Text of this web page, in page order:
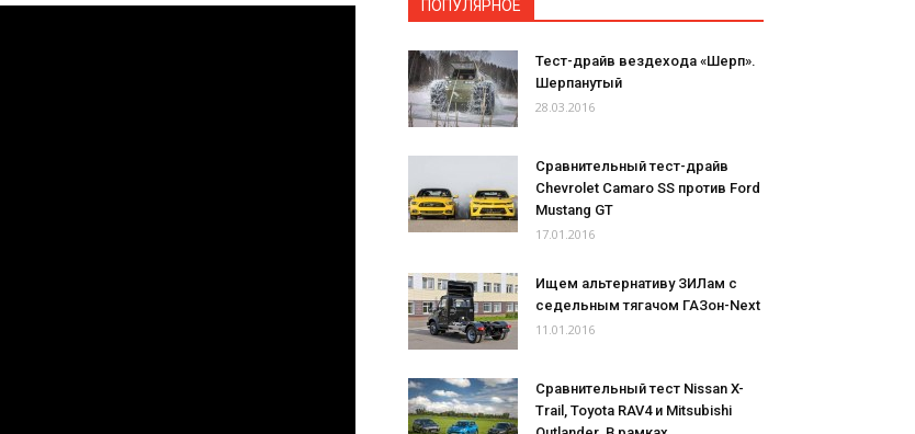
ПОПУЛЯРНОЕ
Тест-драйв вездехода «Шерп».
Шерпанутый
28.03.2016
Сравнительный тест-драйв
Chevrolet Camaro SS против Ford
Mustang GT
17.01.2016
Ищем альтернативу ЗИЛам с
седельным тягачом ГАЗон-Next
11.01.2016
Сравнительный тест Nissan X-
Trail, Toyota RAV4 и Mitsubishi